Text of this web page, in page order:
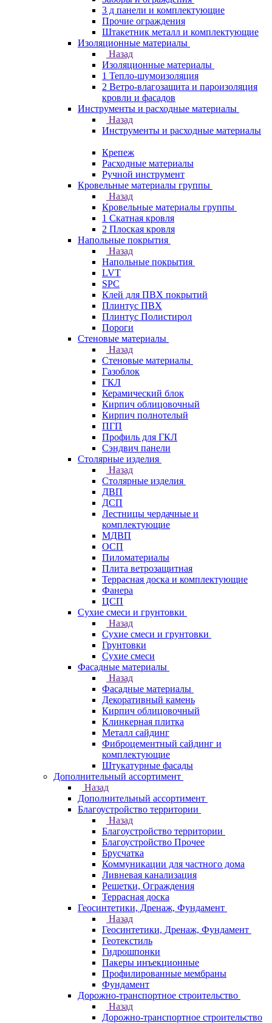
3 д панели и комплектующие
Прочие ограждения
Штакетник металл и комплектующие
Изоляционные материалы
Назад
Изоляционные материалы
1 Тепло-шумоизоляция
2 Ветро-влагозащита и пароизоляция
кровли и фасадов
Инструменты и расходные материалы
Назад
Инструменты и расходные материалы
Крепеж
Расходные материалы
Ручной инструмент
Кровельные материалы группы
Назад
Кровельные материалы группы
1 Скатная кровля
2 Плоская кровля
Напольные покрытия
Назад
Напольные покрытия
LVT
SPC
Клей для ПВХ покрытий
Плинтус ПВХ
Плинтус Полистирол
Пороги
Стеновые материалы
Назад
Стеновые материалы
Газоблок
ГКЛ
Керамический блок
Кирпич облицовочный
Кирпич полнотелый
ПГП
Профиль для ГКЛ
Сэндвич панели
Столярные изделия
Назад
Столярные изделия
ДВП
ДСП
Лестницы чердачные и
комплектующие
МДВП
ОСП
Пиломатериалы
Плита ветрозащитная
Террасная доска и комплектующие
Фанера
ЦСП
Сухие смеси и грунтовки
Назад
Сухие смеси и грунтовки
Грунтовки
Сухие смеси
Фасадные материалы
Назад
Фасадные материалы
Декоративный камень
Кирпич облицовочный
Клинкерная плитка
Металл сайдинг
Фиброцементный сайдинг и
комплектующие
Штукатурные фасады
Дополнительный ассортимент
Назад
Дополнительный ассортимент
Благоустройство территории
Назад
Благоустройство территории
Благоустройство Прочее
Брусчатка
Коммуникации для частного дома
Ливневая канализация
Решетки, Ограждения
Террасная доска
Геосинтетики, Дренаж, Фундамент
Назад
Геосинтетики, Дренаж, Фундамент
Геотекстиль
Гидрошпонки
Пакеры инъекционные
Профилированные мембраны
Фундамент
Дорожно-транспортное строительство
Назад
Дорожно-транспортное строительство